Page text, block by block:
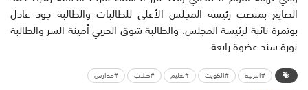
الصايغ بمنصب رئيسة المجلس الأعلى للطالبات والطالبة جود عادل
بوتمرة نائبة لرئيسة المجلس، والطالبة شوق الحربي أمينة السر والطالبة
نورة سند عضوة رابعة.
#التربية #الكويت #تعليم #طلاب #مدارس